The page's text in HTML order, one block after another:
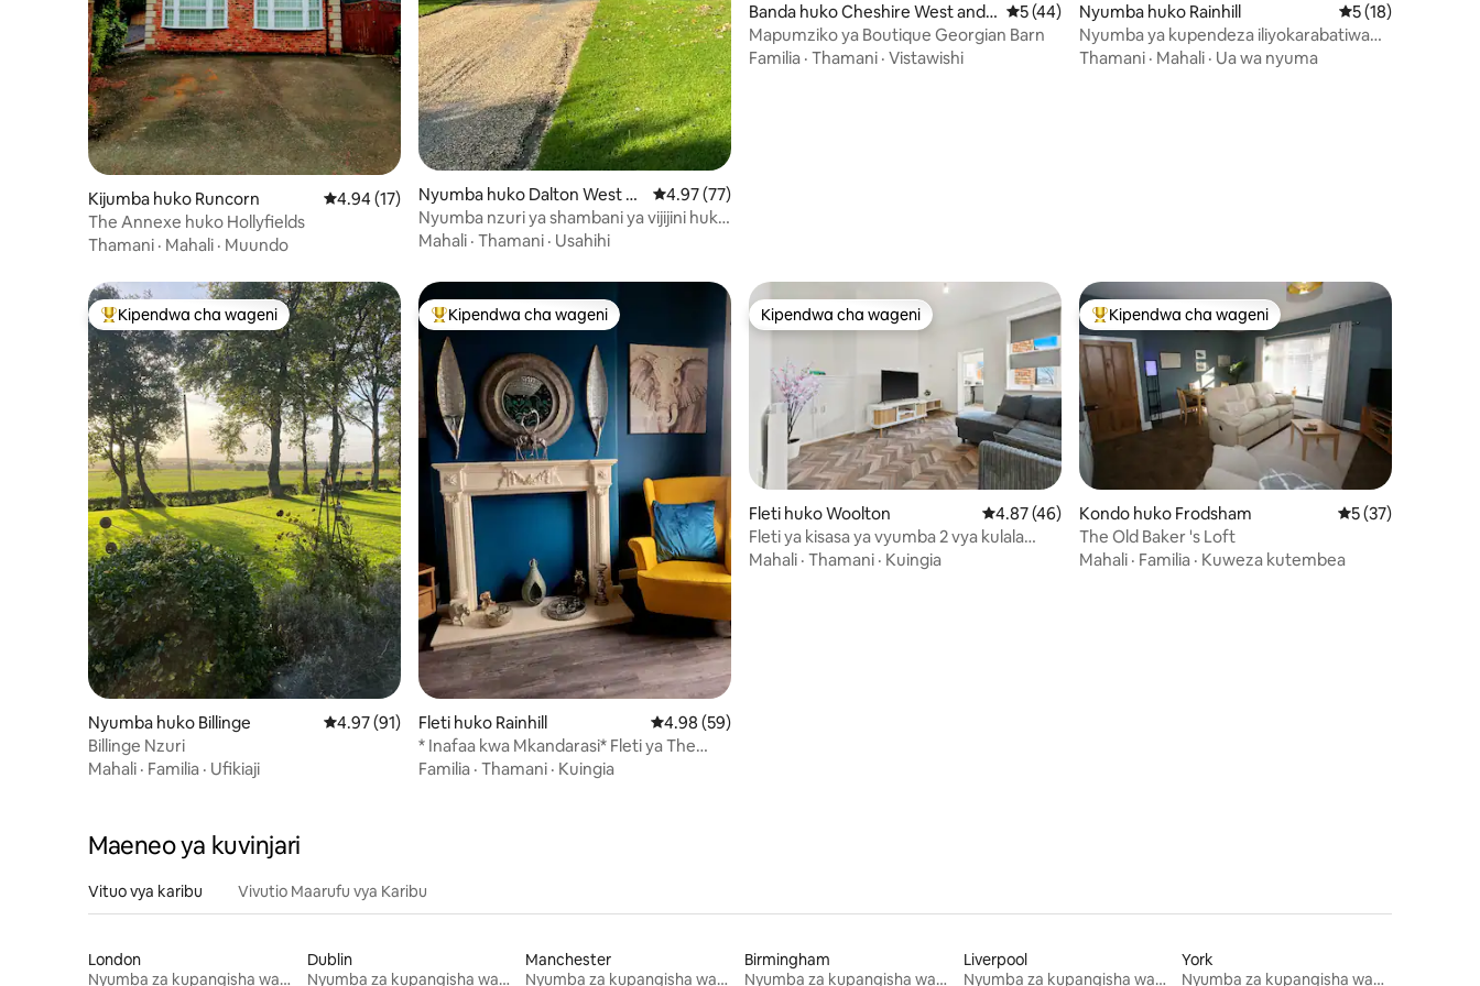
Kijumba huko Runcorn Ukadiriaji wa wastani wa 4.94 kati ya 5, tathmini 17
4.94 (17)
The Annexe huko Hollyfields
Thamani · Mahali · Muundo
Nyumba huko Dalton West La
ncashire
Ukadiriaji wa wastani wa 4.97 kati ya 5, tathmini 77
4.97 (77)
Nyumba nzuri ya shambani ya vijijini huko
Dalton / Parbold
Mahali · Thamani · Usahihi
Banda huko Cheshire West and
Chester
Ukadiriaji wa wastani wa 5 kati ya 5, tathmini 44
5 (44)
Mapumziko ya Boutique Georgian Barn
Familia · Thamani · Vistawishi
Nyumba huko Rainhill Ukadiriaji wa
5 (18)
Nyumba ya kupendeza iliyokarabatiwa
yenye vitanda vitatu na gari lenye viti
Thamani · Mahali · Ua wa nyuma
Kipendwa maarufu cha wageni
Kipendwa cha wageni
Nyumba huko Billinge Ukadiriaji wa wastani wa 4.97 kati ya 5, tathmini 91
4.97 (91)
Billinge Nzuri
Mahali · Familia · Ufikiaji
Kipendwa maarufu cha wageni
Kipendwa cha wageni
Fleti huko Rainhill Ukadiriaji wa wastani wa 4.98 kati ya 5, tathmini 59
4.98 (59)
* Inafaa kwa Mkandarasi* Fleti ya The
Terrace Nambari 1
Familia · Thamani · Kuingia
Kipendwa cha wageni
Kipendwa cha wageni
Fleti huko Woolton Ukadiriaji wa wastani wa 4.87 kati ya 5, tathmini 46
4.87 (46)
Fleti ya kisasa ya vyumba 2 vya kulala
katika kijiji cha Woolton
Mahali · Thamani · Kuingia
Kipendwa maarufu cha wageni
Kipendwa cha wageni
Kondo huko Frodsham Ukadiriaji wa
5 (37)
The Old Baker 's Loft
Mahali · Familia · Kuweza kutembea
Maeneo ya kuvinjari
Vituo vya karibu Vivutio Maarufu vya Karibu
London
Nyumba za kupangisha wakati wa likizo
Dublin
Nyumba za kupangisha wakati wa likizo
Manchester
Nyumba za kupangisha wakati wa likizo
Birmingham
Nyumba za kupangisha wakati wa likizo
Liverpool
Nyumba za kupangisha wakati wa likizo
York
Nyumba za kupangisha wakati wa likizo